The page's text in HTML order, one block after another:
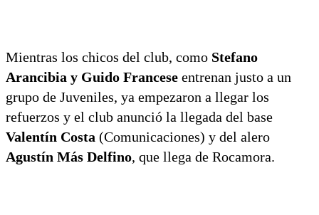
Mientras los chicos del club, como Stefano
Arancibia y Guido Francese entrenan justo a un
grupo de Juveniles, ya empezaron a llegar los
refuerzos y el club anunció la llegada del base
Valentín Costa (Comunicaciones) y del alero
Agustín Más Delfino, que llega de Rocamora.